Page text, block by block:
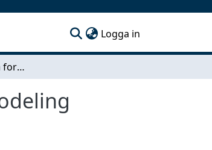
Logga in
Perceptive approach for sound synthesis by physical modeling